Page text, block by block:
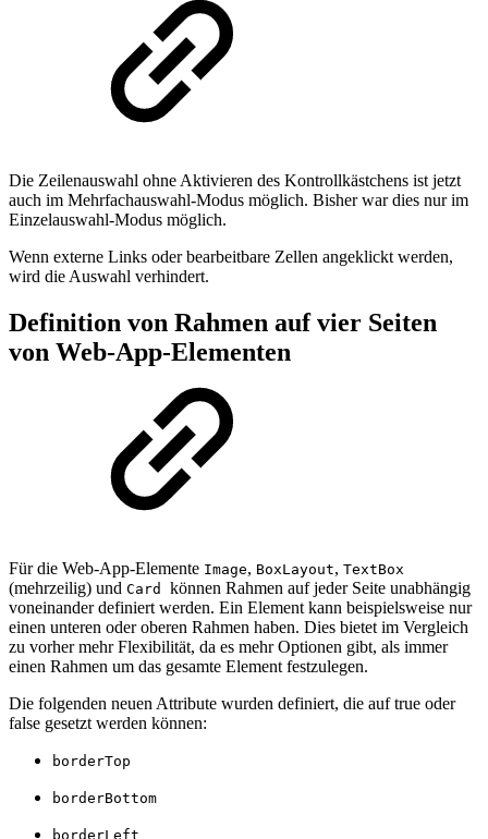
Die Zeilenauswahl ohne Aktivieren des Kontrollkästchens ist jetzt
auch im Mehrfachauswahl-Modus möglich. Bisher war dies nur im
Einzelauswahl-Modus möglich.
Wenn externe Links oder bearbeitbare Zellen angeklickt werden,
wird die Auswahl verhindert.
Definition von Rahmen auf vier Seiten
von Web-App-Elementen
Für die Web-App-Elemente Image, BoxLayout, TextBox
(mehrzeilig) und Card können Rahmen auf jeder Seite unabhängig
voneinander definiert werden. Ein Element kann beispielsweise nur
einen unteren oder oberen Rahmen haben. Dies bietet im Vergleich
zu vorher mehr Flexibilität, da es mehr Optionen gibt, als immer
einen Rahmen um das gesamte Element festzulegen.
Die folgenden neuen Attribute wurden definiert, die auf true oder
false gesetzt werden können:
borderTop
borderBottom
borderLeft